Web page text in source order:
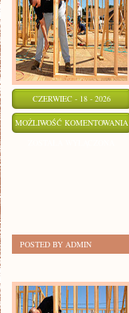
CZERWIEC - 18 - 2026
MOŻLIWOŚĆ KOMENTOWANIA
POSTED BY ADMIN